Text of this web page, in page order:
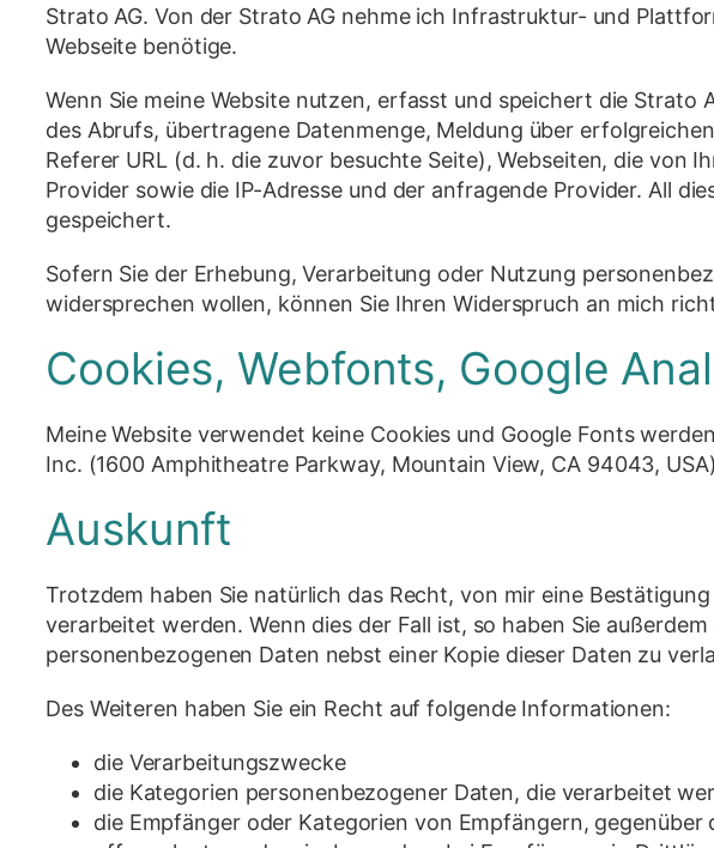
Strato AG. Von der Strato AG nehme ich Infrastruktur- und
Webseite benötige.
Wenn Sie meine Website nutzen, erfasst und speichert die
des Abrufs, übertragene Datenmenge, Meldung über
Referer URL (d. h. die zuvor besuchte Seite), Webseiten, die von
Provider sowie die IP-Adresse und der anfragende Provider. All
gespeichert.
Sofern Sie der Erhebung, Verarbeitung oder Nutzung
widersprechen wollen, können Sie Ihren Widerspruch an mich
Cookies, Webfonts, Google
Meine Website verwendet keine Cookies und Google Fonts
Inc. (1600 Amphitheatre Parkway, Mountain View, CA 94043,
Auskunft
Trotzdem haben Sie natürlich das Recht, von mir eine
verarbeitet werden. Wenn dies der Fall ist, so haben Sie
personenbezogenen Daten nebst einer Kopie dieser Daten zu
Des Weiteren haben Sie ein Recht auf folgende Informationen:
die Verarbeitungszwecke
die Kategorien personenbezogener Daten, die verarbeitet
die Empfänger oder Kategorien von Empfängern,